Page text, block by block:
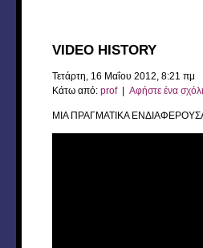
VIDEO HISTORY
Τετάρτη, 16 Μαΐου 2012, 8:21 πμ
Κάτω από: prof| Αφήστε ένα
ΜΙΑ ΠΡΑΓΜΑΤΙΚΑ